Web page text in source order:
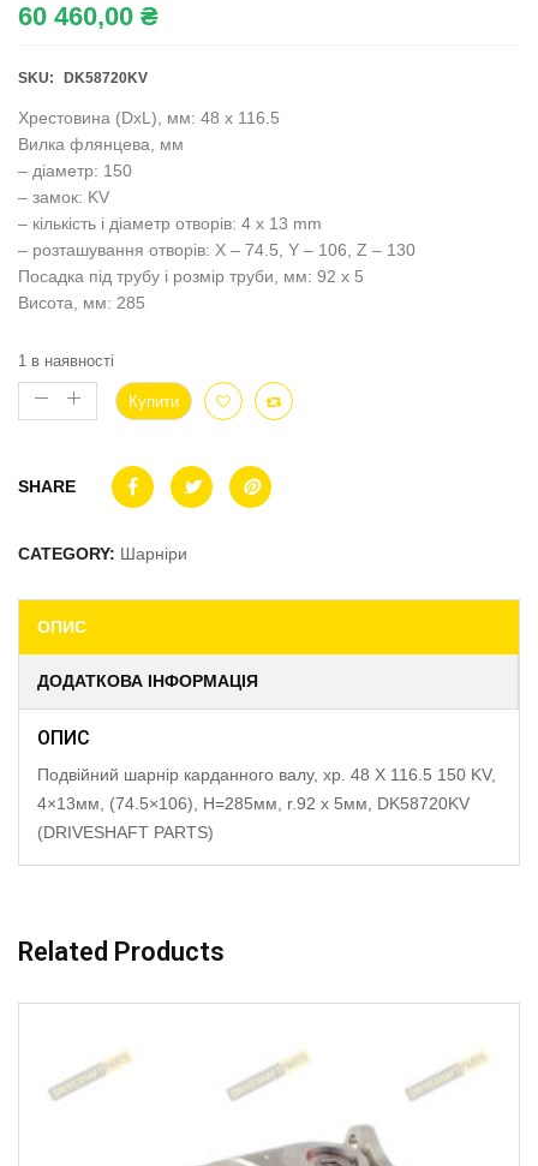
60 460,00 ₴
SKU: DK58720KV
Хрестовина (DxL), мм: 48 x 116.5
Вилка флянцева, мм
– діаметр: 150
– замок: KV
– кількість і діаметр отворів: 4 x 13 mm
– розташування отворів: X – 74.5, Y – 106, Z – 130
Посадка під трубу і розмір труби, мм: 92 x 5
Висота, мм: 285
1 в наявності
Купити
SHARE
CATEGORY: Шарніри
ОПИС
ДОДАТКОВА ІНФОРМАЦІЯ
ОПИС
Подвійний шарнір карданного валу, хр. 48 X 116.5 150 KV,
4×13мм, (74.5×106), H=285мм, r.92 x 5мм, DK58720KV
(DRIVESHAFT PARTS)
Related Products